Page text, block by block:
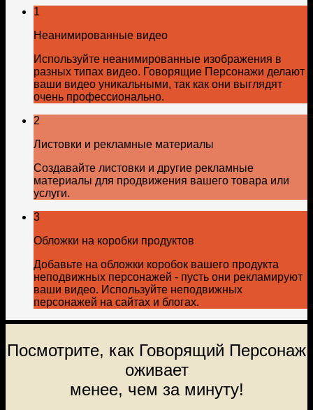
1
Неанимированные видео
Используйте неанимированные изображения в
разных типах видео. Говорящие Персонажи делают
ваши видео уникальными, так как они выглядят
очень профессионально.
2
Листовки и рекламные материалы
Создавайте листовки и другие рекламные
материалы для продвижения вашего товара или
услуги.
3
Обложки на коробки продуктов
Добавьте на обложки коробок вашего продукта
неподвижных персонажей - пусть они рекламируют
ваши видео. Используйте неподвижных
персонажей на сайтах и блогах.
Посмотрите, как Говорящий Персонаж
оживает
менее, чем за минуту!